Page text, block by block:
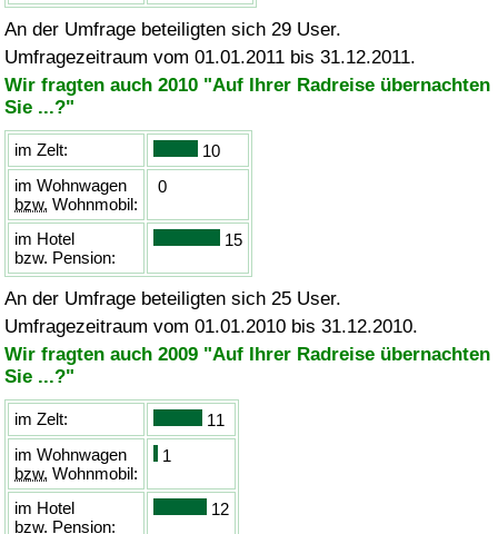
An der Umfrage beteiligten sich 29 User.
Umfragezeitraum vom 01.01.2011 bis 31.12.2011.
Wir fragten auch 2010 "Auf Ihrer Radreise übernachten
Sie ...?"
im Zelt:
10
im Wohnwagen
bzw. Wohnmobil:
0
im Hotel
bzw. Pension:
15
An der Umfrage beteiligten sich 25 User.
Umfragezeitraum vom 01.01.2010 bis 31.12.2010.
Wir fragten auch 2009 "Auf Ihrer Radreise übernachten
Sie ...?"
im Zelt:
11
im Wohnwagen
bzw. Wohnmobil:
1
im Hotel
bzw. Pension:
12